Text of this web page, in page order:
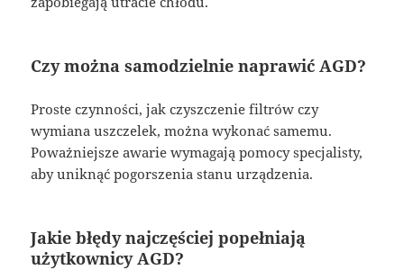
Czy można samodzielnie naprawić AGD?
Proste czynności, jak czyszczenie filtrów czy
wymiana uszczelek, można wykonać samemu.
Poważniejsze awarie wymagają pomocy specjalisty,
aby uniknąć pogorszenia stanu urządzenia.
Jakie błędy najczęściej popełniają
użytkownicy AGD?